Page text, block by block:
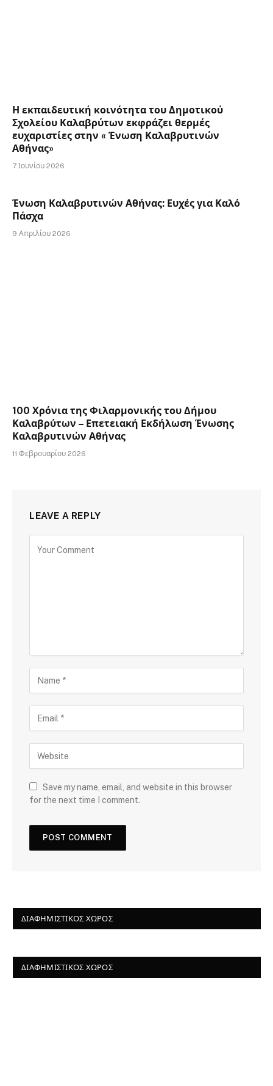
Η εκπαιδευτική κοινότητα του Δημοτικού
Σχολείου Καλαβρύτων εκφράζει θερμές
ευχαριστίες στην « Ένωση Καλαβρυτινών
Αθήνας»
7 Ιουνίου 2026
Ένωση Καλαβρυτινών Αθήνας: Ευχές για Καλό
Πάσχα
9 Απριλίου 2026
100 Χρόνια της Φιλαρμονικής του Δήμου
Καλαβρύτων – Επετειακή Εκδήλωση Ένωσης
Καλαβρυτινών Αθήνας
11 Φεβρουαρίου 2026
LEAVE A REPLY
Save my name, email, and website in this browser
for the next time I comment.
ΔΙΑΦΗΜΙΣΤΙΚΌΣ ΧΏΡΟΣ
ΔΙΑΦΗΜΙΣΤΙΚΌΣ ΧΏΡΟΣ